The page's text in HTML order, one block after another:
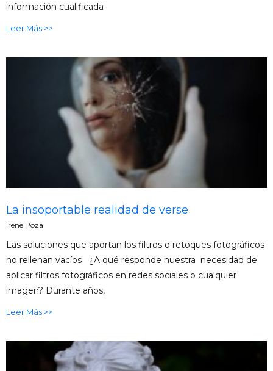
información cualificada
Leer Más >>
La insoportable realidad de verse
Irene Poza
Las soluciones que aportan los filtros o retoques fotográficos
no rellenan vacíos ¿A qué responde nuestra necesidad de
aplicar filtros fotográficos en redes sociales o cualquier
imagen? Durante años,
Leer Más >>